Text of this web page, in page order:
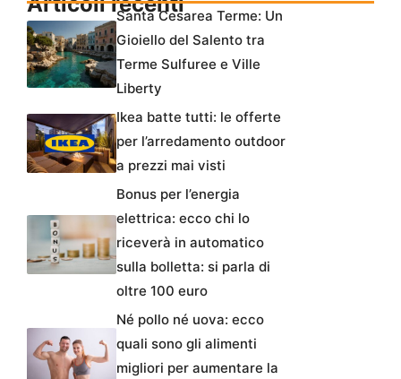
Santa Cesarea Terme: Un
Gioiello del Salento tra
Terme Sulfuree e Ville
Liberty
Ikea batte tutti: le offerte
per l’arredamento outdoor
a prezzi mai visti
Bonus per l’energia
elettrica: ecco chi lo
riceverà in automatico
sulla bolletta: si parla di
oltre 100 euro
Né pollo né uova: ecco
quali sono gli alimenti
migliori per aumentare la